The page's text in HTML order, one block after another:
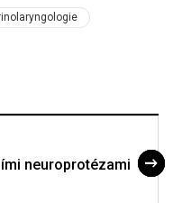
neuroprotézami